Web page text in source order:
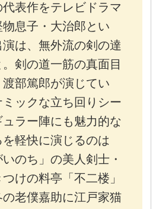
表作をテレビドラマ
息子・大治郎とい
は、無外流の剣の達
剣の道一筋の真面目
部篤郎が演じてい
ックな立ち回りシー
ラー陣にも魅力的な
軽快に演じるのは
のち」の美人剣士・
けの料亭「不二楼」
老僕嘉助に江戸家猫